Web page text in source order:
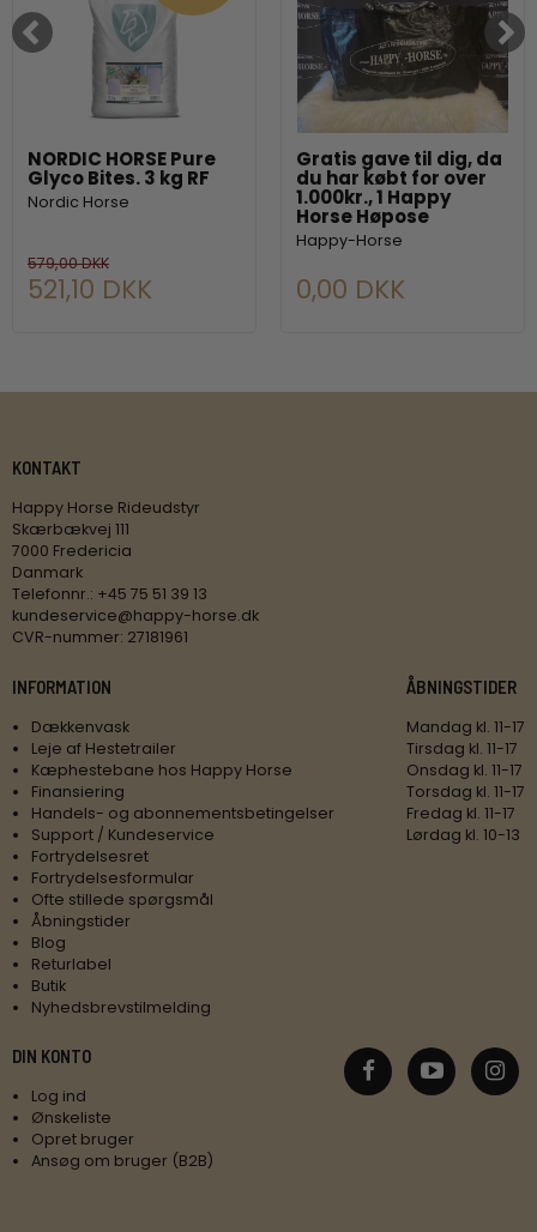
NORDIC HORSE Pure
Glyco Bites. 3 kg RF
Nordic Horse
579,00 DKK
521,10 DKK
Gratis gave til dig, da
du har købt for over
1.000kr., 1 Happy
Horse Høpose
Happy-Horse
0,00 DKK
KONTAKT
Happy Horse Rideudstyr
Skærbækvej 111
7000 Fredericia
Danmark
Telefonnr.: +45 75 51 39 13
kundeservice@happy-horse.dk
CVR-nummer: 27181961
INFORMATION
Dækkenvask
Leje af Hestetrailer
Kæphestebane hos Happy Horse
Finansiering
Handels- og abonnementsbetingelser
Support / Kundeservice
Fortrydelsesret
Fortrydelsesformular
Ofte stillede spørgsmål
Åbningstider
Blog
Returlabel
Butik
Nyhedsbrevstilmelding
ÅBNINGSTIDER
Mandag kl. 11-17
Tirsdag kl. 11-17
Onsdag kl. 11-17
Torsdag kl. 11-17
Fredag kl. 11-17
Lørdag kl. 10-13
DIN KONTO
Log ind
Ønskeliste
Opret bruger
Ansøg om bruger (B2B)